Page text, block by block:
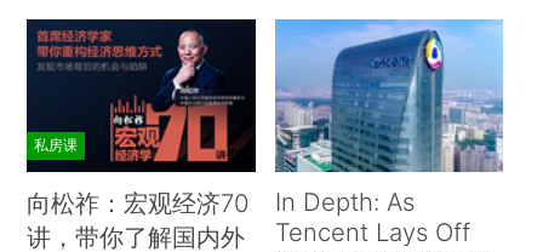
私房课
向松祚：宏观经济70
讲，带你了解国内外
In Depth: As
Tencent Lays Off